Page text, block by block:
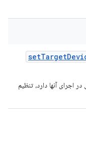
setTarget
آنها دارد، تنظیم